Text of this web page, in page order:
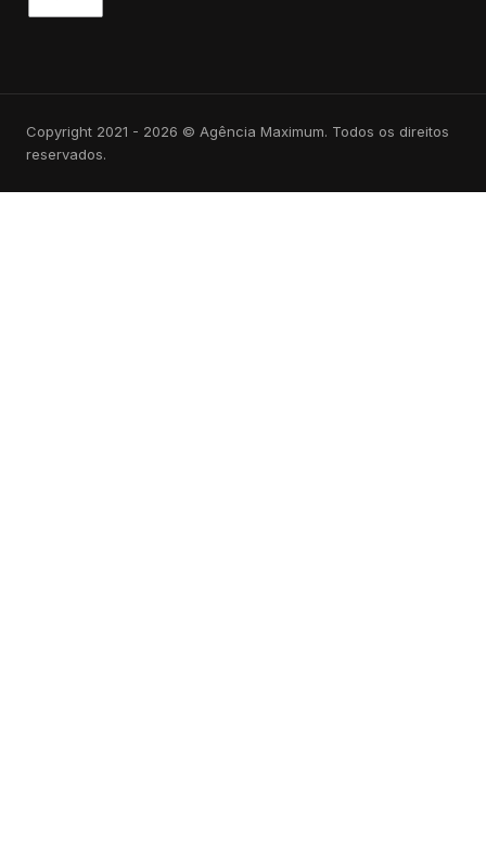
Copyright 2021 - 2026 © Agência Maximum. Todos os direitos
reservados.